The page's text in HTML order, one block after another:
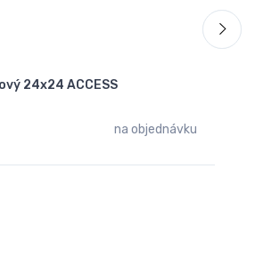
24x24 ACCESS
na objednávku